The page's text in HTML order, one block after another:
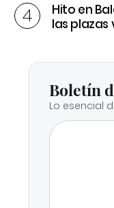
Hito en
las
Boletín
Lo esencial